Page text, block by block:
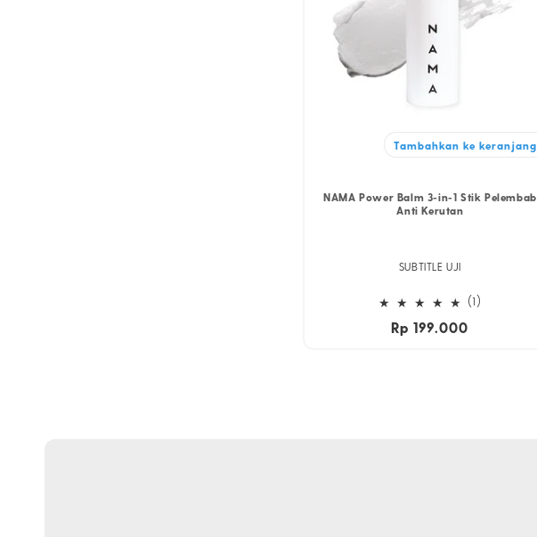
Tambahkan ke keranjang
NAMA Power Balm 3-in-1 Stik Pelembab
Anti Kerutan
SUBTITLE UJI
(1)
Harga
Rp 199.000